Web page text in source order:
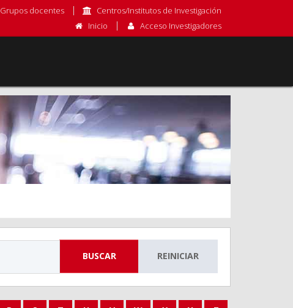
Grupos docentes
Centros/Institutos de Investigación
Inicio
Acceso Investigadores
BUSCAR REINICIAR